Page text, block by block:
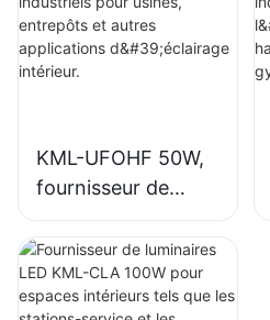
et autres
applications
d'éclairage
KML-UFOHF 50W,
fournisseur de
luminaires LED
industriels pour
usines, entrepôts
et autres